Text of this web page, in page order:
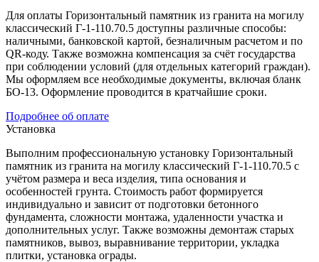
Для оплаты Горизонтальный памятник из гранита на могилу
классический Г-1-110.70.5 доступны различные способы:
наличными, банковской картой, безналичным расчетом и по
QR-коду. Также возможна компенсация за счёт государства
при соблюдении условий (для отдельных категорий граждан).
Мы оформляем все необходимые документы, включая бланк
БО-13. Оформление проводится в кратчайшие сроки.
Подробнее об оплате
Установка
Выполним профессиональную установку Горизонтальный
памятник из гранита на могилу классический Г-1-110.70.5 с
учётом размера и веса изделия, типа основания и
особенностей грунта. Стоимость работ формируется
индивидуально и зависит от подготовки бетонного
фундамента, сложности монтажа, удаленности участка и
дополнительных услуг. Также возможны демонтаж старых
памятников, вывоз, выравнивание территории, укладка
плитки, установка ограды.